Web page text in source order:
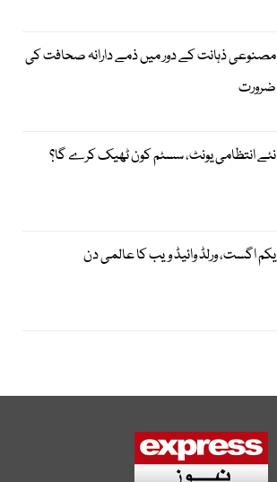
مصنوعی ذہانت کے دور میں ذمے دارانہ صحافت کی
ضرورت
نئے انتظامی یونٹ، سسٹم کون ٹھیک کرے گا؟
یکم اگست، ورلڈ وائیڈ ویب کا عالمی دن